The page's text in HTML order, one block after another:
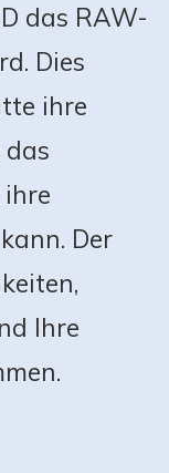
das RAW-
Dies
ihre
Der
Ihre